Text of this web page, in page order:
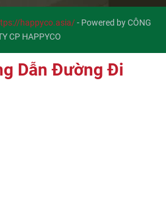
happyco.asia/- Powered by CÔNG
CP HAPPYCO
Dẫn Đường Đi